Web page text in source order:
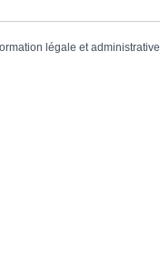
légale et administrative